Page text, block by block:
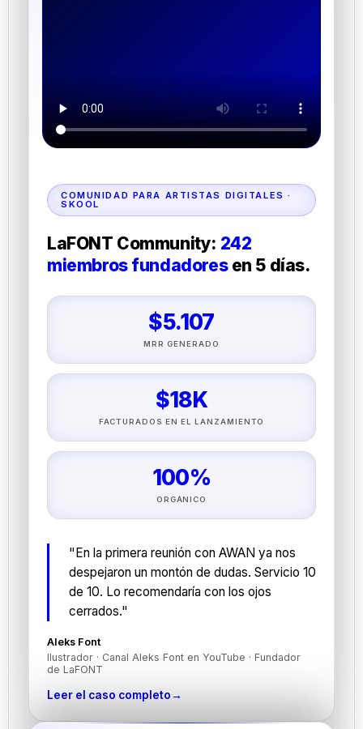
COMUNIDAD PARA ARTISTAS DIGITALES ·
SKOOL
LaFONT Community: 242
miembros fundadoresen 5 días.
$5.107
MRR GENERADO
$18K
FACTURADOS EN EL LANZAMIENTO
100%
ORGÁNICO
"En la primera reunión con AWAN ya nos
despejaron un montón de dudas. Servicio 10
de 10. Lo recomendaría con los ojos
cerrados."
Aleks Font
Ilustrador · Canal Aleks Font en YouTube · Fundador
de LaFONT
Leer el caso completo→